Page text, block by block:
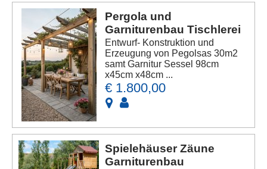
Pergola und
Garniturenbau Tischlerei
Entwurf- Konstruktion und
Erzeugung von Pegolsas 30m2
samt Garnitur Sessel 98cm
x45cm x48cm ...
€ 1.800,00
Spielehäuser Zäune
Garniturenbau